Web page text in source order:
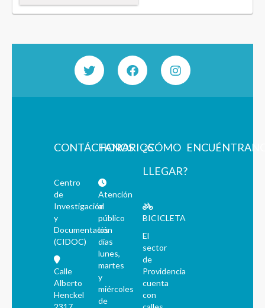
CONTÁCTANOS
Centro
de
Investigación
y
Documentación
(CIDOC)
Calle
Alberto
Henckel
HORARIOS
Atención
al
público
los
días
lunes,
martes
y
miércoles
de
¿CÓMO
LLEGAR?
BICICLETA
El
sector
de
Providencia
cuenta
con